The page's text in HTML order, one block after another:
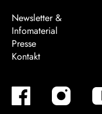
Newsletter &
Infomaterial
Presse
Kontakt